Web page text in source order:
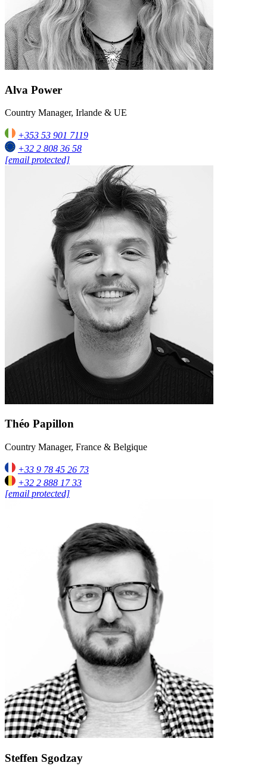
Alva Power
Country Manager, Irlande & UE
+353 53 901 7119
+32 2 808 36 58
[email protected]
Théo Papillon
Country Manager, France & Belgique
+33 9 78 45 26 73
+32 2 888 17 33
[email protected]
Steffen Sgodzay